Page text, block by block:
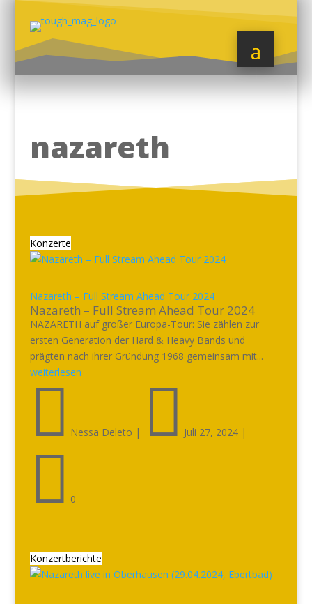
nazareth
Konzerte
Nazareth – Full Stream Ahead Tour 2024
Nazareth – Full Stream Ahead Tour 2024
NAZARETH auf großer Europa-Tour: Sie zählen zur
ersten Generation der Hard & Heavy Bands und
prägten nach ihrer Gründung 1968 gemeinsam mit...
weiterlesen
 Nessa Deleto |  Juli 27, 2024|
 0
Konzertberichte